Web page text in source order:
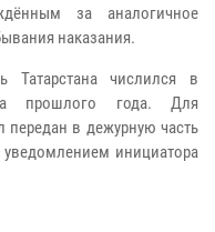
за аналогичное
наказания.
Татарстана числился в
прошлого года. Для
передан в дежурную часть
инициатора